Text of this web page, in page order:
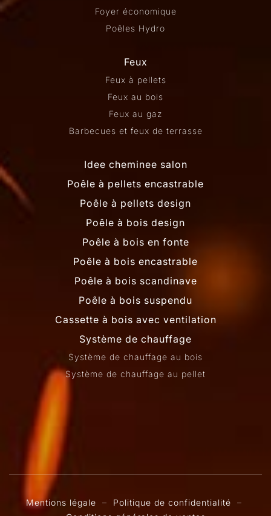
Foyer économique
Poêles Hydro
Feux
Feux à pellets
Feux au bois
Feux au gaz
Barbecues et feux de terrasse
Idee cheminee salon
Poêle à pellets encastrable
Poêle à pellets design
Poêle à bois design
Poêle à bois en fonte
Poêle à bois encastrable
Poêle à bois scandinave
Poêle à bois suspendu
Cassette à bois avec ventilation
Système de chauffage
Système de chauffage au bois
Système de chauffage au pellet
Mentions légale – Politique de confidentialité –